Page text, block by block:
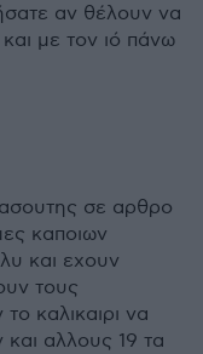
αν θέλουν να
με τον ιό πάνω
σε αρθρο
καποιων
και εχουν
τους
καλικαιρι να
αλλους 19 τα